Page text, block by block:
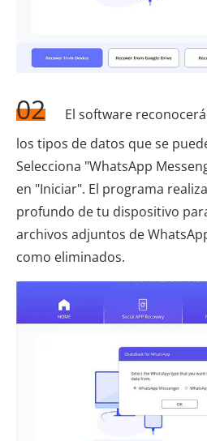
02
El software
los tipos de datos que se
Selecciona "WhatsApp
en "Iniciar". El programa
profundo de tu dispositivo
archivos adjuntos de
como eliminados.